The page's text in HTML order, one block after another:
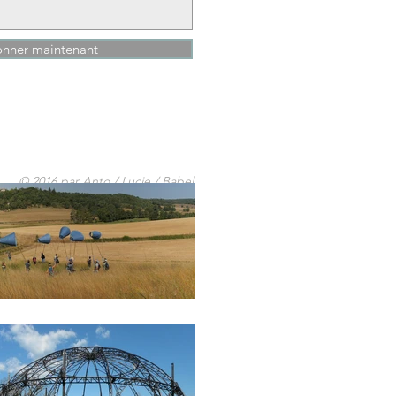
maintenant
© 2016 parAnto/ Lucie / Babel